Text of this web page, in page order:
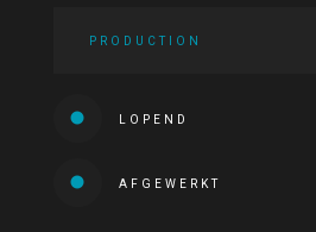
PRODUCTION
LOPEND
AFGEWERKT